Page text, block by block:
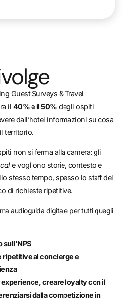
Guest Surveys & Travel
il 40% e il 50% degli ospiti
dall’hotel informazioni su cosa
territorio.
non si ferma alla camera: gli
e vogliono storie, contesto e
stesso tempo, spesso lo staff del
di richieste ripetitive.
audioguida digitale per tutti quegli
sull’NPS
ripetitive al concierge e
experience, creare loyalty con il
dalla competizione in